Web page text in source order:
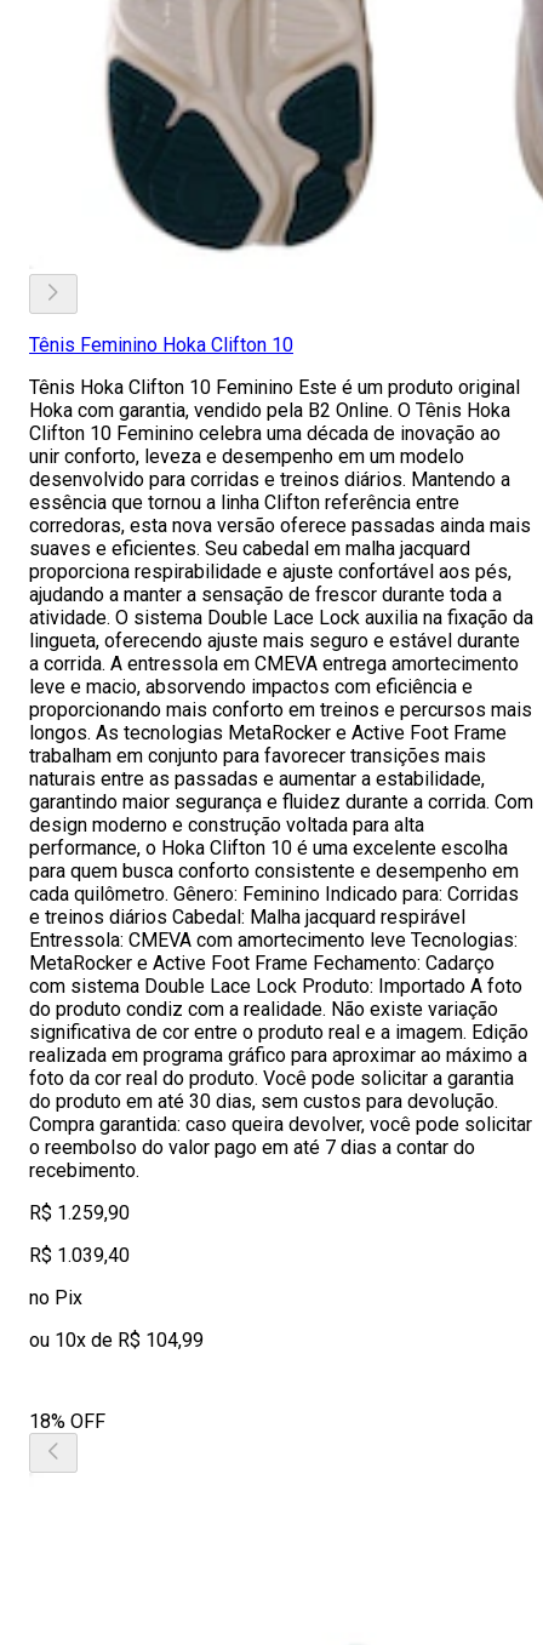
Tênis Feminino Hoka Clifton 10
Tênis Hoka Clifton 10 Feminino Este é um produto original
Hoka com garantia, vendido pela B2 Online. O Tênis Hoka
Clifton 10 Feminino celebra uma década de inovação ao
unir conforto, leveza e desempenho em um modelo
desenvolvido para corridas e treinos diários. Mantendo a
essência que tornou a linha Clifton referência entre
corredoras, esta nova versão oferece passadas ainda mais
suaves e eficientes. Seu cabedal em malha jacquard
proporciona respirabilidade e ajuste confortável aos pés,
ajudando a manter a sensação de frescor durante toda a
atividade. O sistema Double Lace Lock auxilia na fixação da
lingueta, oferecendo ajuste mais seguro e estável durante
a corrida. A entressola em CMEVA entrega amortecimento
leve e macio, absorvendo impactos com eficiência e
proporcionando mais conforto em treinos e percursos mais
longos. As tecnologias MetaRocker e Active Foot Frame
trabalham em conjunto para favorecer transições mais
naturais entre as passadas e aumentar a estabilidade,
garantindo maior segurança e fluidez durante a corrida. Com
design moderno e construção voltada para alta
performance, o Hoka Clifton 10 é uma excelente escolha
para quem busca conforto consistente e desempenho em
cada quilômetro. Gênero: Feminino Indicado para: Corridas
e treinos diários Cabedal: Malha jacquard respirável
Entressola: CMEVA com amortecimento leve Tecnologias:
MetaRocker e Active Foot Frame Fechamento: Cadarço
com sistema Double Lace Lock Produto: Importado A foto
do produto condiz com a realidade. Não existe variação
significativa de cor entre o produto real e a imagem. Edição
realizada em programa gráfico para aproximar ao máximo a
foto da cor real do produto. Você pode solicitar a garantia
do produto em até 30 dias, sem custos para devolução.
Compra garantida: caso queira devolver, você pode solicitar
o reembolso do valor pago em até 7 dias a contar do
recebimento.
R$ 1.259,90
R$ 1.039,40
no Pix
ou 10x de R$ 104,99
18% OFF